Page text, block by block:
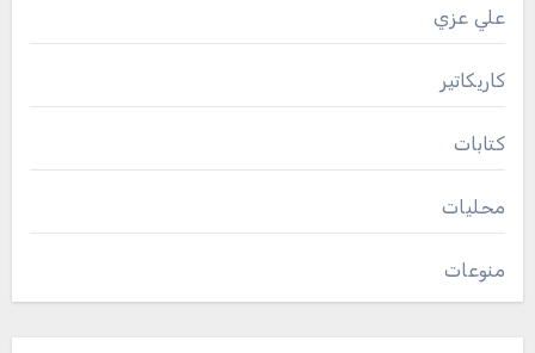
علي عزي
كاريكاتير
كتابات
محليات
منوعات